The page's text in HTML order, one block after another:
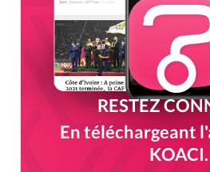
RESTEZ
En téléchargeant
KOACI.